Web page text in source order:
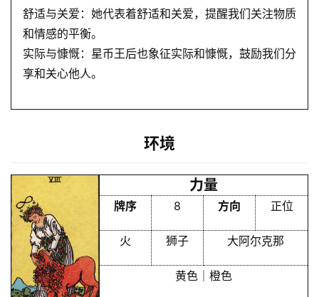
舒适与关爱：她代表着舒适和关爱，提醒我们关注物质
和情感的平衡。
实际与慷慨：星币王后也象征实际和慷慨，鼓励我们分
享和关心他人。
环境
力量
牌序 8 方向 正位
火 狮子 大阿尔克那
黄色｜橙色